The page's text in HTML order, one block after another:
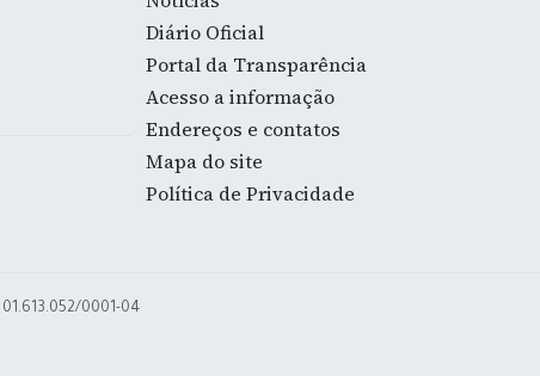
Diário Oficial
Portal da Transparência
Acesso a informação
Endereços e contatos
Mapa do site
Política de Privacidade
0001-04